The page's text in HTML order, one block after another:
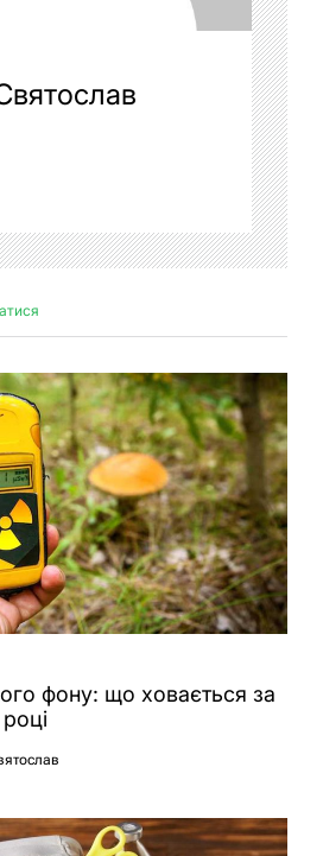
фону: що ховається за